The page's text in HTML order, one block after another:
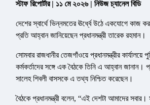
স্টাফ রিপোর্টার | ১১ মে ২০২৬ | নিউজ চ্যানেল বিডি
দেশের স্বার্থে ভিন্নমতের ঊর্ধ্বে উঠে একযোগে কাজ
প্রতি আহ্বান জানিয়েছেন প্রধানমন্ত্রী তারেক রহমান।
সোমবার রাজধানীর তেজগাঁওয়ে প্রধানমন্ত্রীর কার্যালয়ে
কর্মকর্তাদের সঙ্গে এক বৈঠকে তিনি এ আহ্বান জানান।
সালেহ শিবলী বাসসকে এ তথ্য নিশ্চিত করেছেন।
বৈঠকে প্রধানমন্ত্রী বলেন, “এই দেশটা আমাদের সবার।